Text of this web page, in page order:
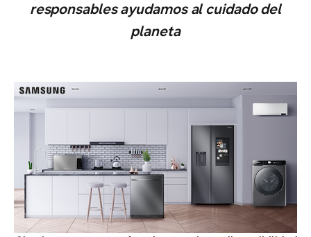
responsables ayudamos al cuidado del
planeta